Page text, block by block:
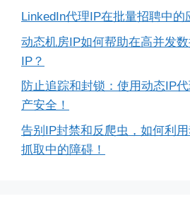
LinkedIn代理IP在批量招聘中的
动态机房IP如何帮助在高并发
IP？
防止追踪和封锁：使用动态IP
产安全！
告别IP封禁和反爬虫，如何利
抓取中的障碍！